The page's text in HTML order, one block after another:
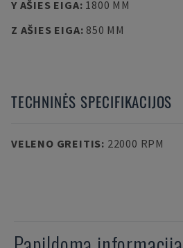
Y AŠIES EIGA: 1800 MM
Z AŠIES EIGA: 850 MM
TECHNINĖS SPECIFIKACIJOS
VELENO GREITIS: 22000 RPM